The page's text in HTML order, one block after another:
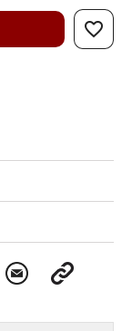
favorite_border